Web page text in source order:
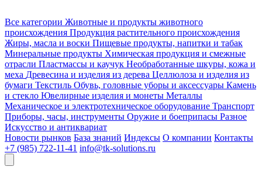
Все категории Животные и продукты животного
происхождения Продукция растительного происхождения
Жиры, масла и воски Пищевые продукты, напитки и табак
Минеральные продукты Химическая продукция и смежные
отрасли Пластмассы и каучук Необработанные шкуры, кожа и
меха Древесина и изделия из дерева Целлюлоза и изделия из
бумаги Текстиль Обувь, головные уборы и аксессуары Камень
и стекло Ювелирные изделия и монеты Металлы
Механическое и электротехническое оборудование Транспорт
Приборы, часы, инструменты Оружие и боеприпасы Разное
Искусство и антиквариат
Новости рынков База знаний Индексы О компании Контакты
+7 (985) 722-11-41 info@tk-solutions.ru